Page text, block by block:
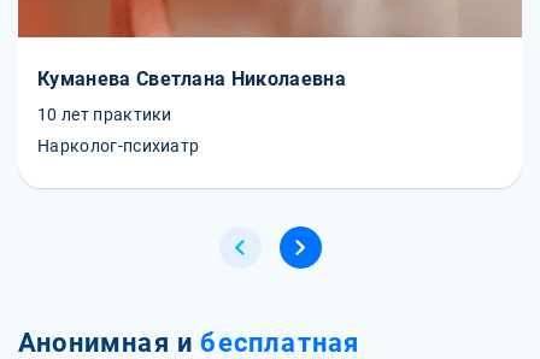
Куманева Светлана Николаевна
10 лет практики
Нарколог-психиатр
Анонимная и бесплатная